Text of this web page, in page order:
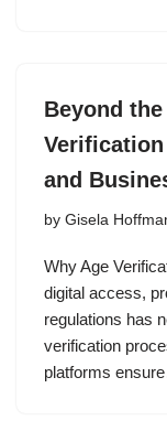
Beyond
and
by Gisela
Why Age
digital access,
regulations has
verification
platforms